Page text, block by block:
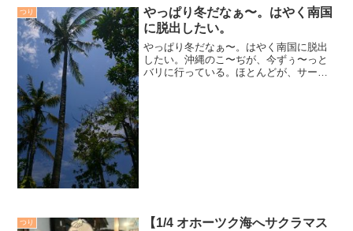
つり
やっぱり冬だなぁ〜。はやく南国
に脱出したい。
やっぱり冬だなぁ〜。はやく南国に脱出
したい。沖縄のこ〜ぢが、今ずぅ〜っと
バリに行っている。ほとんどが、サーフ
つり
【1/4 オホーツク海へサクラマス